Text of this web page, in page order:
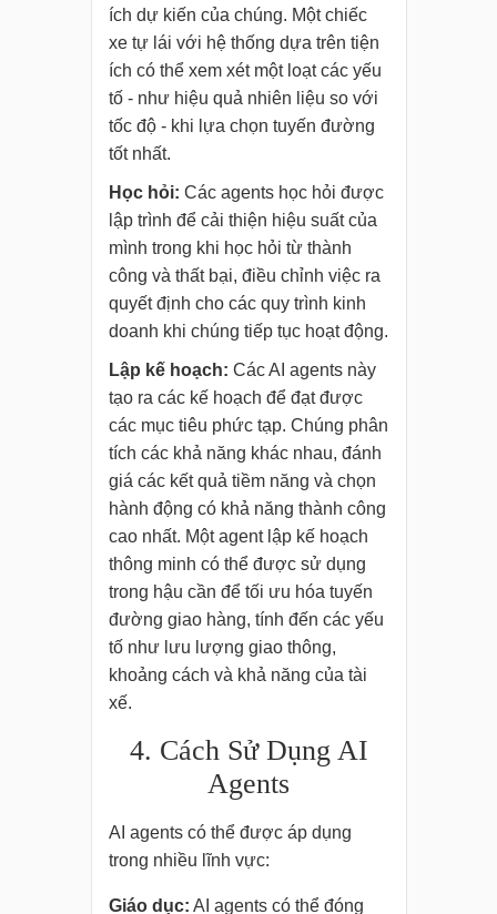
ích dự kiến của chúng. Một chiếc
xe tự lái với hệ thống dựa trên tiện
ích có thể xem xét một loạt các yếu
tố - như hiệu quả nhiên liệu so với
tốc độ - khi lựa chọn tuyến đường
tốt nhất.
Học hỏi: Các agents học hỏi được
lập trình để cải thiện hiệu suất của
mình trong khi học hỏi từ thành
công và thất bại, điều chỉnh việc ra
quyết định cho các quy trình kinh
doanh khi chúng tiếp tục hoạt động.
Lập kế hoạch: Các AI agents này
tạo ra các kế hoạch để đạt được
các mục tiêu phức tạp. Chúng phân
tích các khả năng khác nhau, đánh
giá các kết quả tiềm năng và chọn
hành động có khả năng thành công
cao nhất. Một agent lập kế hoạch
thông minh có thể được sử dụng
trong hậu cần để tối ưu hóa tuyến
đường giao hàng, tính đến các yếu
tố như lưu lượng giao thông,
khoảng cách và khả năng của tài
xế.
4. Cách Sử Dụng AI
Agents
AI agents có thể được áp dụng
trong nhiều lĩnh vực:
Giáo dục: AI agents có thể đóng